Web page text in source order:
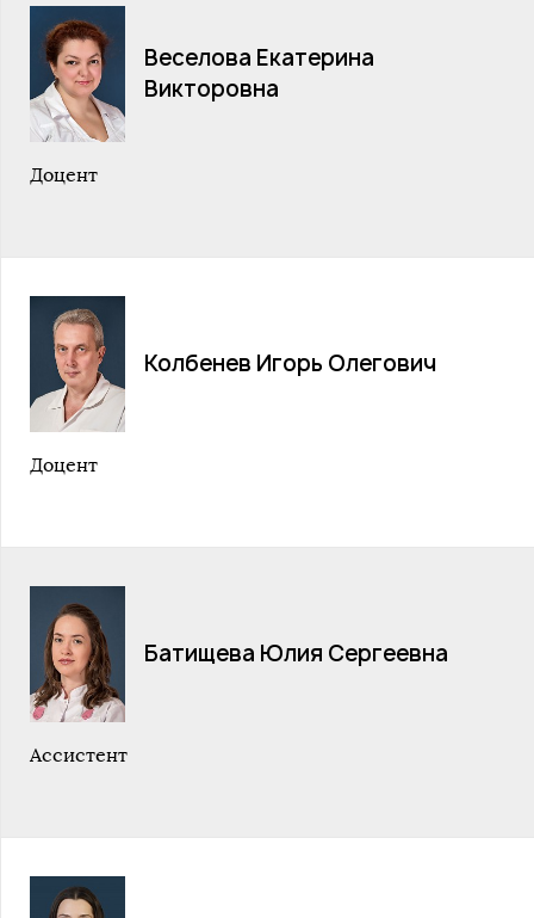
Веселова Екатерина
Викторовна
Доцент
Колбенев Игорь Олегович
Доцент
Батищева Юлия Сергеевна
Ассистент